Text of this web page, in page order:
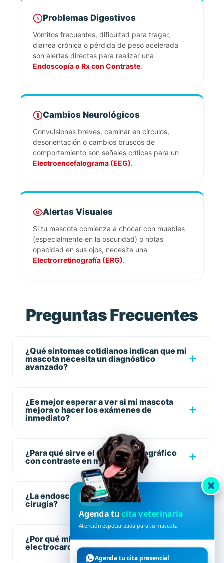
Problemas Digestivos
Vómitos frecuentes, dificultad para tragar,
diarrea crónica o pérdida de peso acelerada
son alertas directas para realizar una
Endoscopía o Rx con Contraste.
Cambios Neurológicos
Convulsiones breves, caminar en círculos,
desorientación o cambios bruscos de
comportamiento son señales críticas para un
Electroencefalograma (EEG).
Alertas Visuales
Si tu mascota comienza a chocar con muebles
(especialmente en la oscuridad) o notas
opacidad en sus ojos, necesita una
Electrorretinografía (ERG).
Preguntas Frecuentes
¿Qué síntomas cotidianos indican que mi
mascota necesita un diagnóstico
avanzado?
¿Es mejor esperar a ver si mi mascota
mejora o hacer los exámenes de
inmediato?
¿Para qué sirve el estudio radiográfico
con contraste en mascotas?
¿La endoscopía veterinaria requiere
cirugía?
¿Por qué mi mascota necesita un
electrocardiograma y ecocardiografía?
HVDES
Agenda tucita veterinaria
Atención especializada para tu mascota
Agenda tu cita presencial